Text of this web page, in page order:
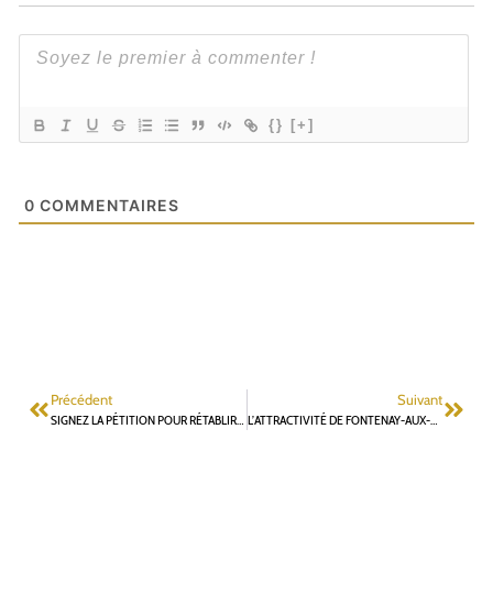
{} [+]
0 COMMENTAIRES
Précédent Suivant
L’ATTRACTIVITÉ DE FONTENAY-AUX-ROSES EN BERNE